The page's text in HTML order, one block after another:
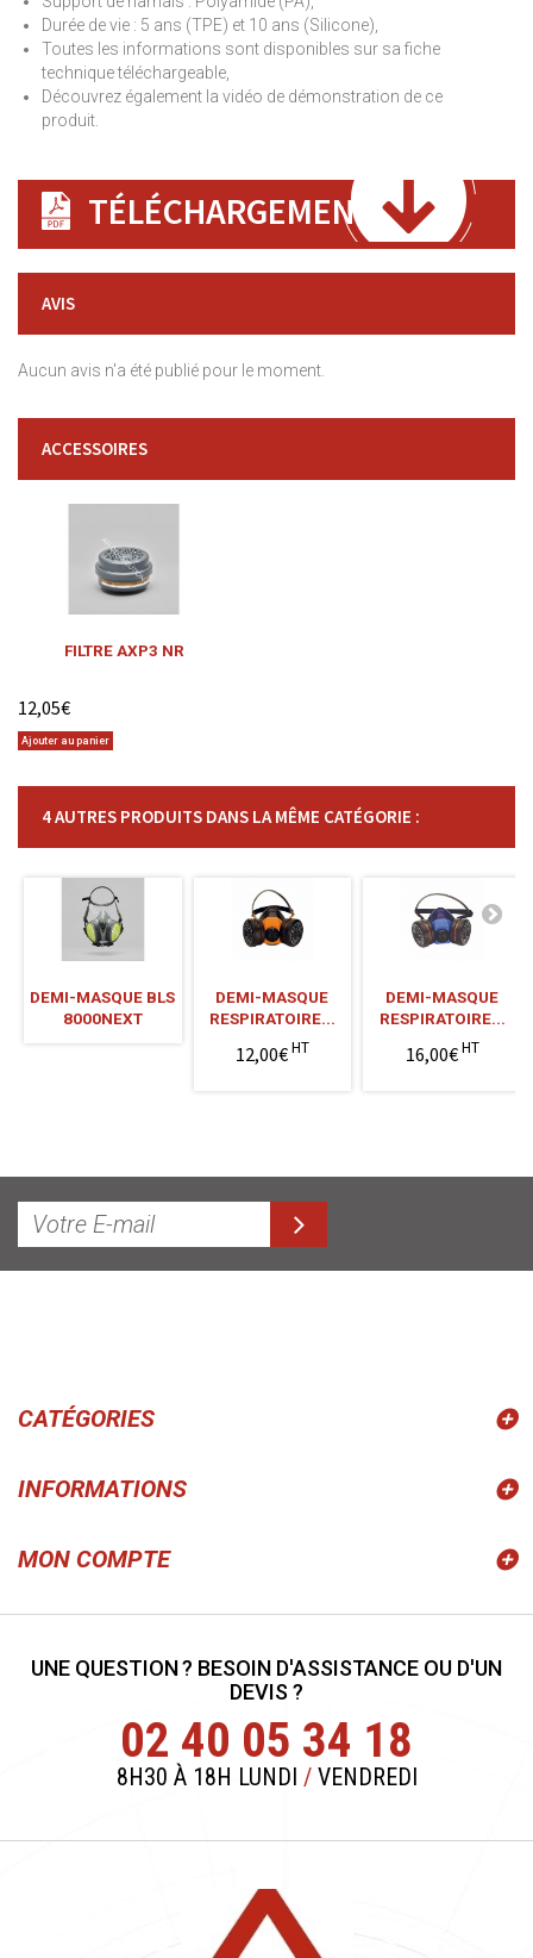
Durée de vie : 5 ans (TPE) et 10 ans (Silicone),
Toutes les informations sont disponibles sur sa fiche
technique téléchargeable,
Découvrez également la vidéo de démonstration de ce
produit.
TÉLÉCHARGEMENT
AVIS
Aucun avis n'a été publié pour le moment.
ACCESSOIRES
FILTRE AXP3 NR
12,05€
Ajouter au panier
4 AUTRES PRODUITS DANS LA MÊME CATÉGORIE :
DEMI-MASQUE BLS
8000NEXT
DEMI-MASQUE
RESPIRATOIRE...
12,00€HT
DEMI-MASQUE
RESPIRATOIRE...
16,00€HT
CATÉGORIES
INFORMATIONS
MON COMPTE
UNE QUESTION ? BESOIN D'ASSISTANCE OU D'UN
DEVIS ?
02 40 05 34 18
8H30 À 18H LUNDI /VENDREDI